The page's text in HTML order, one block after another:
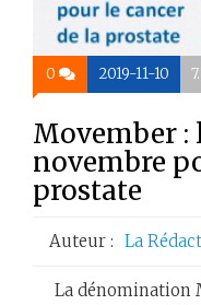
0 2019-11-10
Movember :
novembre
prostate
Auteur : La
La dénomination